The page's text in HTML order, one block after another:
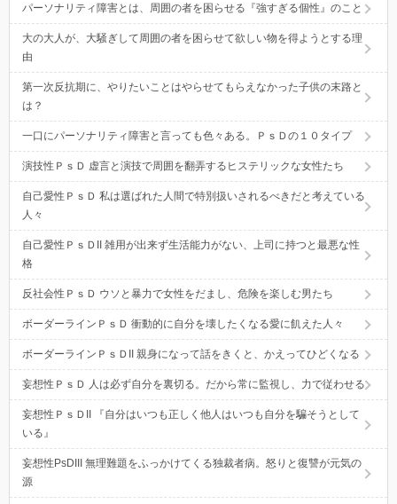
パーソナリティ障害とは、周囲の者を困らせる『強すぎる個性』のこと
大の大人が、大騒ぎして周囲の者を困らせて欲しい物を得ようとする理
由
第一次反抗期に、やりたいことはやらせてもらえなかった子供の末路と
は？
一口にパーソナリティ障害と言っても色々ある。ＰｓＤの１０タイプ
演技性ＰｓＤ 虚言と演技で周囲を翻弄するヒステリックな女性たち
自己愛性ＰｓＤ 私は選ばれた人間で特別扱いされるべきだと考えている
人々
自己愛性ＰｓＤII 雑用が出来ず生活能力がない、上司に持つと最悪な性
格
反社会性ＰｓＤ ウソと暴力で女性をだまし、危険を楽しむ男たち
ボーダーラインＰｓＤ 衝動的に自分を壊したくなる愛に飢えた人々
ボーダーラインＰｓＤII 親身になって話をきくと、かえってひどくなる
妄想性ＰｓＤ 人は必ず自分を裏切る。だから常に監視し、力で従わせる
妄想性ＰｓＤII 『自分はいつも正しく他人はいつも自分を騙そうとして
いる』
妄想性PsDIII 無理難題をふっかけてくる独裁者病。怒りと復讐が元気の
源